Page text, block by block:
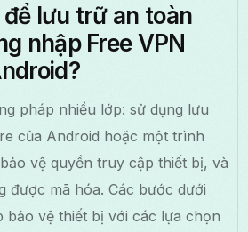
để lưu trữ an toàn
nhập Free VPN
pháp nhiều lớp: sử dụng lưu
của Android hoặc một trình
vệ quyền truy cập thiết bị, và
được mã hóa. Các bước dưới
bảo vệ thiết bị với các lựa chọn